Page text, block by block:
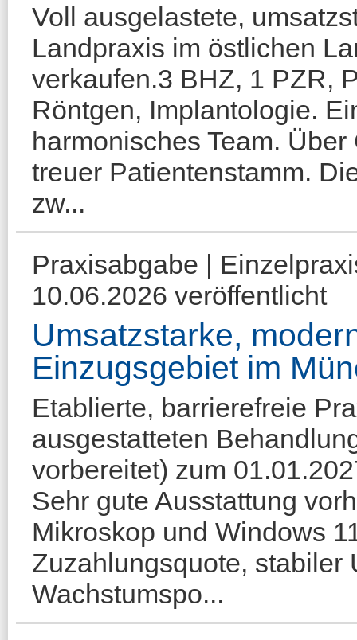
Voll ausgelastete,
Landpraxis im östlichen
verkaufen.3 BHZ, 1 PZR,
Röntgen, Implantologie.
harmonisches Team.
treuer Patientenstamm.
zw...
Praxisabgabe |
10.06.2026 veröffentlicht
Umsatzstarke,
Einzugsgebiet im
Etablierte, barrierefreie
ausgestatteten
vorbereitet) zum
Sehr gute Ausstattung
Mikroskop und Windows
Zuzahlungsquote, stabiler
Wachstumspo...